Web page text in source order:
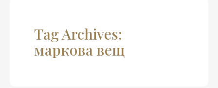
Tag Archives:
маркова вещ